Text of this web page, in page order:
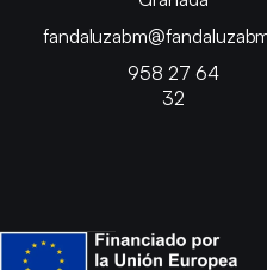
958 27 64
32